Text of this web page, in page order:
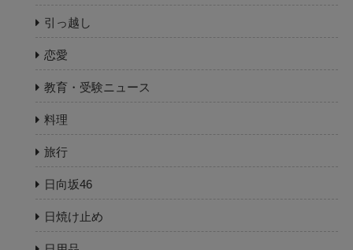
引っ越し
恋愛
教育・受験ニュース
料理
旅行
日向坂46
日焼け止め